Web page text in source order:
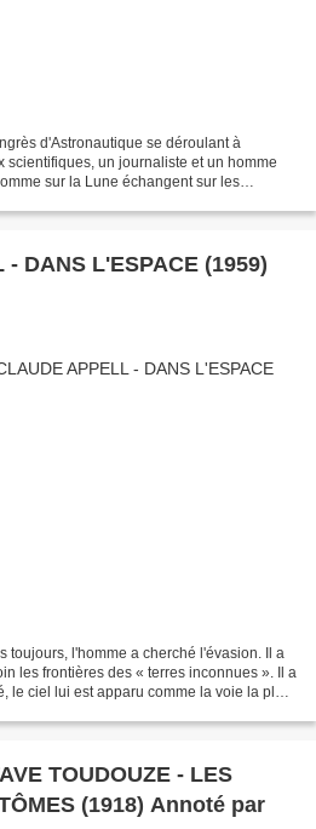
d'Astronautique se déroulant à
scientifiques, un journaliste et un homme
sur la Lune échangent sur les
DANS L'ESPACE (1959)
toujours, l'homme a cherché l'évasion. Il a
les frontières des « terres inconnues ». Il a
le ciel lui est apparu comme la voie la plus
TOUDOUZE - LES
(1918) Annoté par